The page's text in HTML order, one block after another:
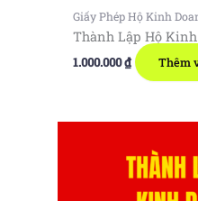
Giấy Phép Hộ Kinh
Thành Lập Hộ
1.000.000₫ Thêm